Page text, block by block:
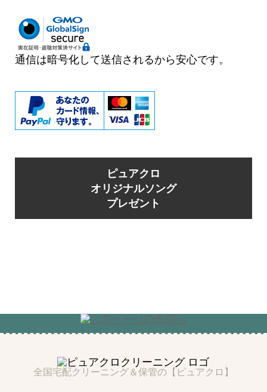
通信は暗号化して送信されるから安心です。
ピュアクロ
オリジナルソング
プレゼント
全国宅配クリーニング＆保管の【ピュアクロ】